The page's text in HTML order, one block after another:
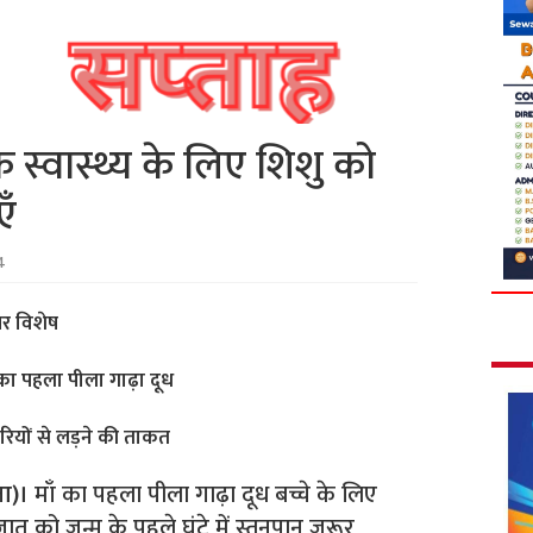
स्वास्थ्य के लिए शिशु को
विशेष
पहला पीला गाढ़ा दूध
से लड़ने की ताकत
माँ का पहला पीला गाढ़ा दूध बच्चे के लिए